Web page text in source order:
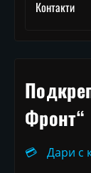
Контакти
Фронт“
💳
Дари с